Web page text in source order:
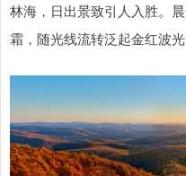
林海，日出景致引人入胜。
霜，随光线流转泛起金红波光